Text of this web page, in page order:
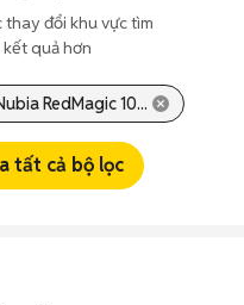
đổi khu vực tìm
quả hơn
RedMagic 10...
tất cả bộ lọc